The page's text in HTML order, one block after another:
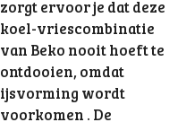
zorgt ervoor je dat deze
koel-vriescombinatie
van Beko nooit hoeft te
ontdooien, omdat
ijsvorming wordt
voorkomen . De